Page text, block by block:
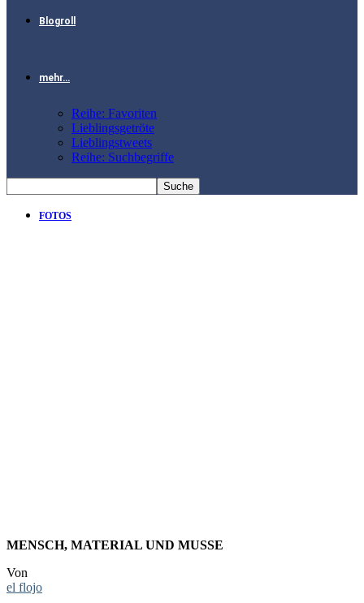
Blogroll
mehr…
Reihe: Favoriten
Lieblingsgetröte
Lieblingstweets
Reihe: Suchbegriffe
FOTOS
MENSCH, MATERIAL UND MUSSE
Von
el flojo